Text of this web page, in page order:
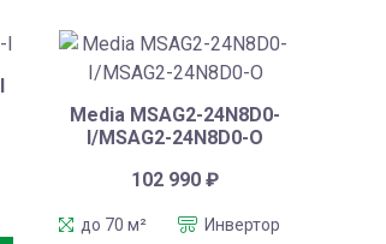
Media MSAG2-24N8D0-
I/MSAG2-24N8D0-O
102 990₽
до 70 м²
Инвертор